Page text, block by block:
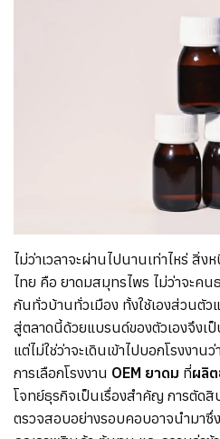
ไม่ว่าเวลาจะผ่านไปนานเท่าไหร่ สิ่
ไทย คือ ยาดมสมุทรไพร ไม่ว่าจะคน
กันทั่วบ้านทั่วเมือง ทั้งใช้เองส่วนตัว
สู่ตลาดนี้ด้วยแบรนด์ของตัวเองจึงเ
แต่ไม่ใช่ว่าจะเดินเข้าไปบอกโรงงา
การเลือกโรงงาน OEM ยาดม ที่ผลิ
โจทย์ธุรกิจเป็นเรื่องสำคัญ การตัด
ตรวจสอบอย่างรอบคอบอาจนำมา